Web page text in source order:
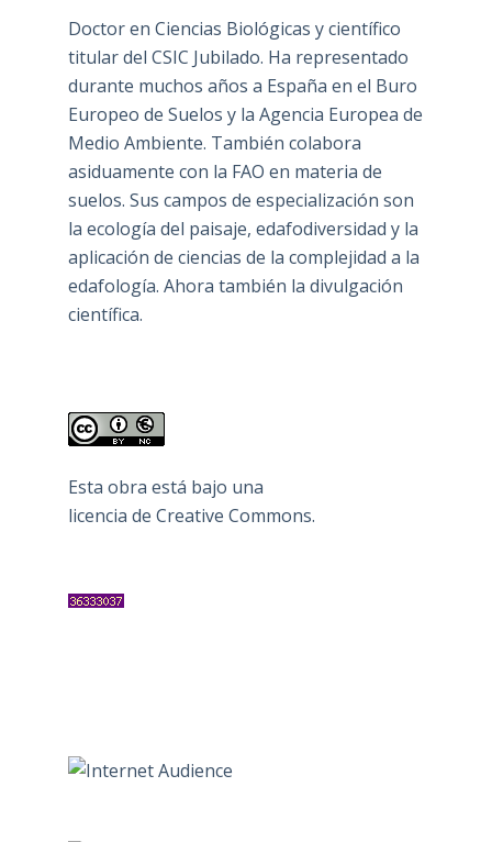
Doctor en Ciencias Biológicas y científico
titular del CSIC Jubilado. Ha representado
durante muchos años a España en el Buro
Europeo de Suelos y la Agencia Europea de
Medio Ambiente. También colabora
asiduamente con la FAO en materia de
suelos. Sus campos de especialización son
la ecología del paisaje, edafodiversidad y la
aplicación de ciencias de la complejidad a la
edafología. Ahora también la divulgación
científica.
Esta obra está bajo una
licencia de Creative Commons.